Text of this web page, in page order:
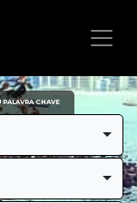
CHAVE